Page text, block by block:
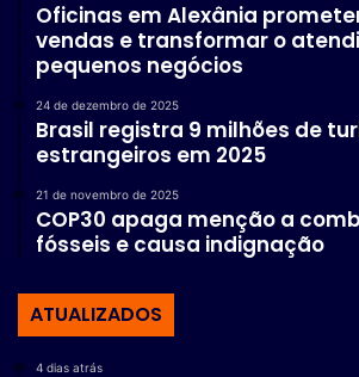
Oficinas em Alexânia
vendas e transformar o
pequenos negócios
24 de dezembro de 2025
Brasil registra 9 milhões de
estrangeiros em 2025
21 de novembro de 2025
COP30 apaga menção a
fósseis e causa indignação
ATUALIZADOS
4 dias atrás